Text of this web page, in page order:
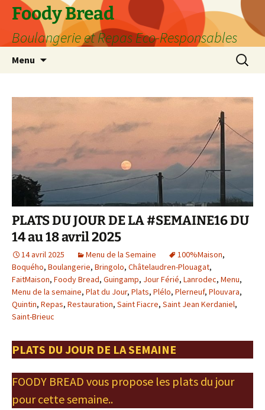
Aller
contenu
Foody Bread
Boulangerie et Repas Eco-Responsables
Menu
PLATS DU JOUR DE LA #SEMAINE16 DU
14 au 18 avril 2025
14 avril 2025 Menu de la Semaine 100%Maison,
Boquého, Boulangerie, Bringolo, Châtelaudren-Plouagat,
FaitMaison, Foody Bread, Guingamp, Jour Férié, Lanrodec, Menu,
Menu de la semaine, Plat du Jour, Plats, Plélo, Plerneuf, Plouvara,
Quintin, Repas, Restauration, Saint Fiacre, Saint Jean Kerdaniel,
Saint-Brieuc
PLATS DU JOUR DE LA SEMAINE
FOODY BREAD vous propose les plats du jour
pour cette semaine..